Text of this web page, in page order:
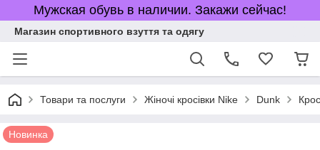
Мужская обувь в наличии. Закажи сейчас!
Магазин спортивного взуття та одягу
Товари та послуги Жіночі кросівки Nike Dunk
Новинка